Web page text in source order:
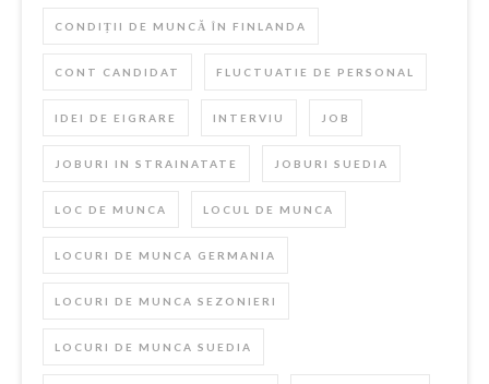
CONDIȚII DE MUNCĂ ÎN FINLANDA
CONT CANDIDAT FLUCTUATIE DE PERSONAL
IDEI DE EIGRARE INTERVIU JOB
JOBURI IN STRAINATATE JOBURI SUEDIA
LOC DE MUNCA LOCUL DE MUNCA
LOCURI DE MUNCA GERMANIA
LOCURI DE MUNCA SEZONIERI
LOCURI DE MUNCA SUEDIA